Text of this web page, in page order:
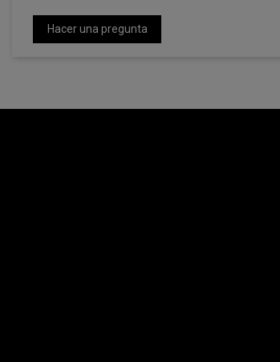
Hacer una pregunta